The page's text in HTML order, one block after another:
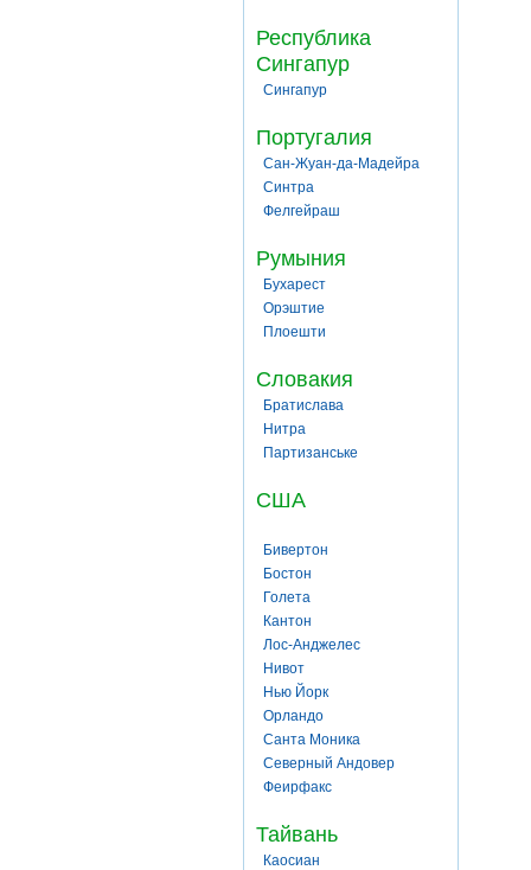
Республика
Сингапур
Сингапур
Португалия
Сан-Жуан-да-Мадейра
Синтра
Фелгейраш
Румыния
Бухарест
Орэштие
Плоешти
Словакия
Братислава
Нитра
Партизанське
США
Бивертон
Бостон
Голета
Кантон
Лос-Анджелес
Нивот
Нью Йорк
Орландо
Санта Моника
Северный Андовер
Феирфакс
Тайвань
Каосиан